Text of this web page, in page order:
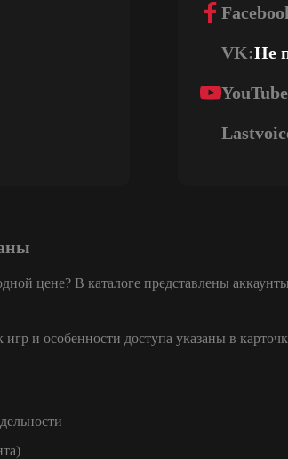
VK:Не
цене? В каталоге представлены
и особенности доступа указаны в